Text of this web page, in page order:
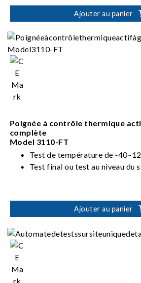
Auto tray loading/unloading
Ajouter au panier
Poignée à contrôle thermique
complète
Model 3110-FT
Test de température de -
Test final ou test au niveau du
Ajouter au panier